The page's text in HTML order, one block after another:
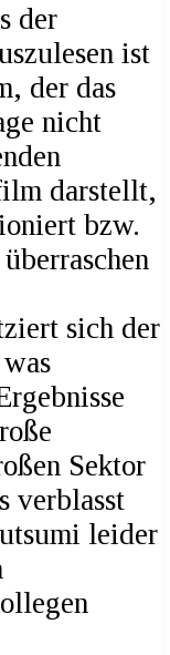
der
ist
der das
nicht
darstellt,
bzw.
sich der
Sektor
verblasst
leider